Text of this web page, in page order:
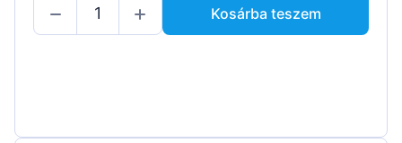
Kosárba teszem